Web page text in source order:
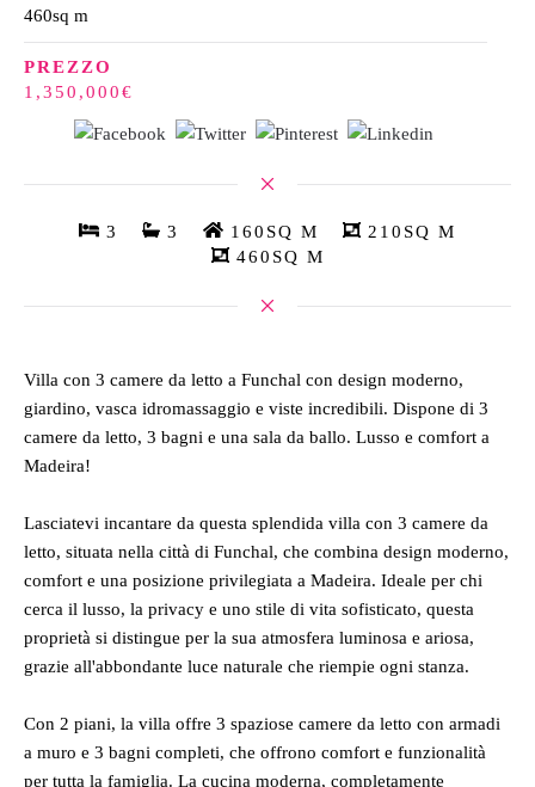
460sq m
PREZZO
1,350,000€
3 3 160SQ M
210SQ M
460SQ M
Villa con 3 camere da letto a Funchal con design moderno,
giardino, vasca idromassaggio e viste incredibili. Dispone di 3
camere da letto, 3 bagni e una sala da ballo. Lusso e comfort a
Madeira!
Lasciatevi incantare da questa splendida villa con 3 camere da
letto, situata nella città di Funchal, che combina design moderno,
comfort e una posizione privilegiata a Madeira. Ideale per chi
cerca il lusso, la privacy e uno stile di vita sofisticato, questa
proprietà si distingue per la sua atmosfera luminosa e ariosa,
grazie all'abbondante luce naturale che riempie ogni stanza.
Con 2 piani, la villa offre 3 spaziose camere da letto con armadi
a muro e 3 bagni completi, che offrono comfort e funzionalità
per tutta la famiglia. La cucina moderna, completamente